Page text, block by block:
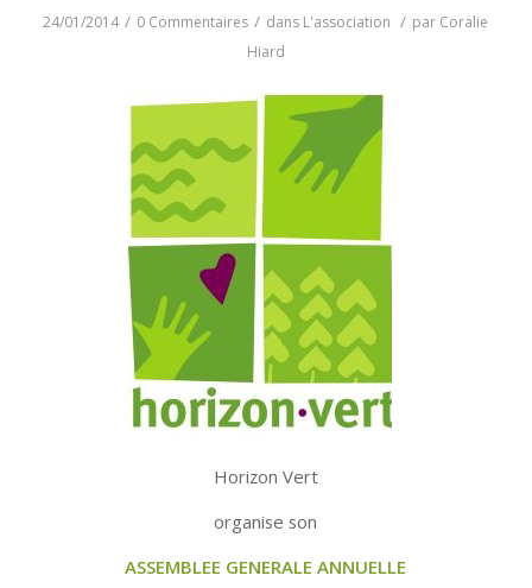
24/01/2014 / 0 Commentaires / dans L'association / par Coralie
Hiard
Horizon Vert
organise son
ASSEMBLEE GENERALE ANNUELLE